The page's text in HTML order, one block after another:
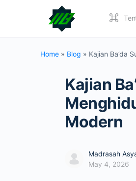
Home » Blog » Kajian Ba’da
Kajian
Modern
Madrasah
May 4, 2026